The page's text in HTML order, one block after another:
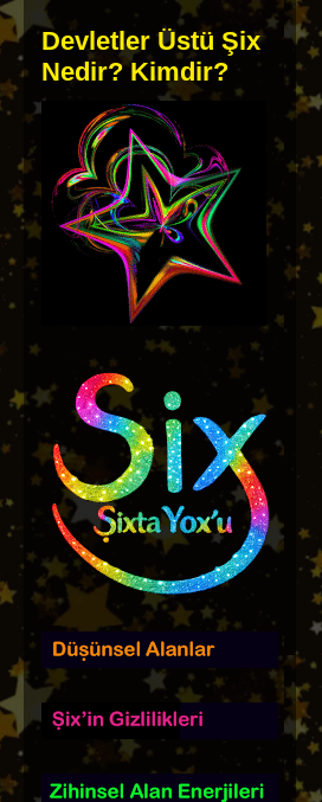
Devletler Üstü Şix
Nedir? Kimdir?